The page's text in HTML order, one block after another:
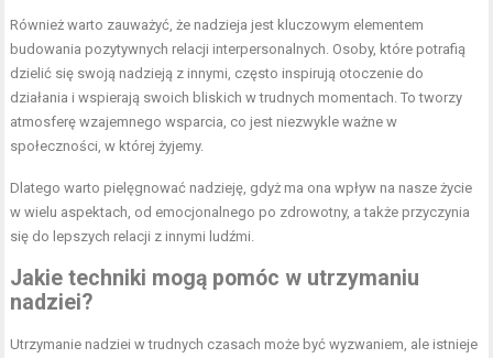
Również warto zauważyć, że nadzieja jest kluczowym elementem
budowania pozytywnych relacji interpersonalnych. Osoby, które potrafią
dzielić się swoją nadzieją z innymi, często inspirują otoczenie do
działania i wspierają swoich bliskich w trudnych momentach. To tworzy
atmosferę wzajemnego wsparcia, co jest niezwykle ważne w
społeczności, w której żyjemy.
Dlatego warto pielęgnować nadzieję, gdyż ma ona wpływ na nasze życie
w wielu aspektach, od emocjonalnego po zdrowotny, a także przyczynia
się do lepszych relacji z innymi ludźmi.
Jakie techniki mogą pomóc w utrzymaniu
nadziei?
Utrzymanie nadziei w trudnych czasach może być wyzwaniem, ale istnieje